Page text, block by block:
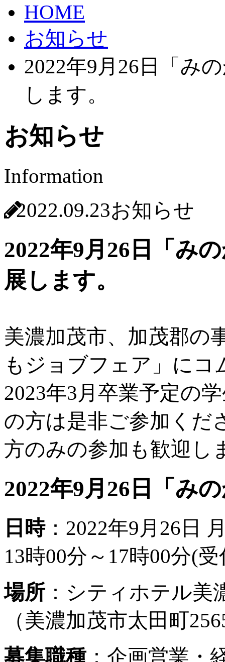
HOME
お知らせ
2022年9月26日「み
します。
お知らせ
Information
2022.09.23お知らせ
2022年9月26日「み
展します。
美濃加茂市、加茂郡の
もジョブフェア」にコ
2023年3月卒業予定の
の方は是非ご参加くだ
方のみの参加も歓迎し
2022年9月26日「み
日時：2022年9月26日
13時00分～17時00分(
場所 ：シティホテル美
（美濃加茂市太田町
募集職種 ：企画営業・